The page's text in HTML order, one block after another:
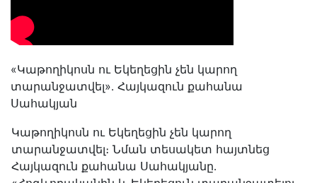
«Կաթողիկոսն ու Եկեղեցին չեն կարող
տարանջատվել»․ Հայկազուն քահանա
Սահակյան
Կաթողիկոսն ու Եկեղեցին չեն կարող
տարանջատվել։ Նման տեսակետ հայտնեց
Հայկազուն քահանա Սահակյանը․